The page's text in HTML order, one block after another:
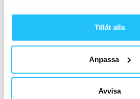
Tillåt alla
Anpassa
Avvisa